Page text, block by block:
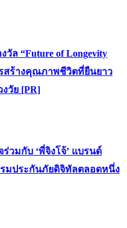
วัล “Future of Longevity
สร้างคุณภาพชีวิตที่ยืนยาว
วัย [PR]
ร่วมกับ ‘พี่จิงโจ้’ แบรนด์
มประกันภัยดิจิทัลตลอดหนึ่ง